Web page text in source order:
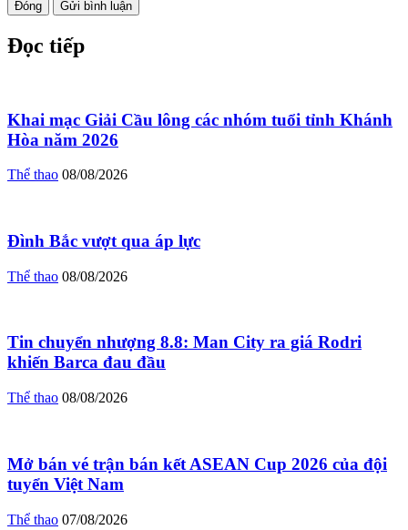
Đóng Gửi bình luận
Đọc tiếp
Khai mạc Giải Cầu lông các nhóm tuổi tỉnh Khánh
Hòa năm 2026
Thể thao 08/08/2026
Đình Bắc vượt qua áp lực
Thể thao 08/08/2026
Tin chuyển nhượng 8.8: Man City ra giá Rodri
khiến Barca đau đầu
Thể thao 08/08/2026
Mở bán vé trận bán kết ASEAN Cup 2026 của đội
tuyển Việt Nam
Thể thao 07/08/2026